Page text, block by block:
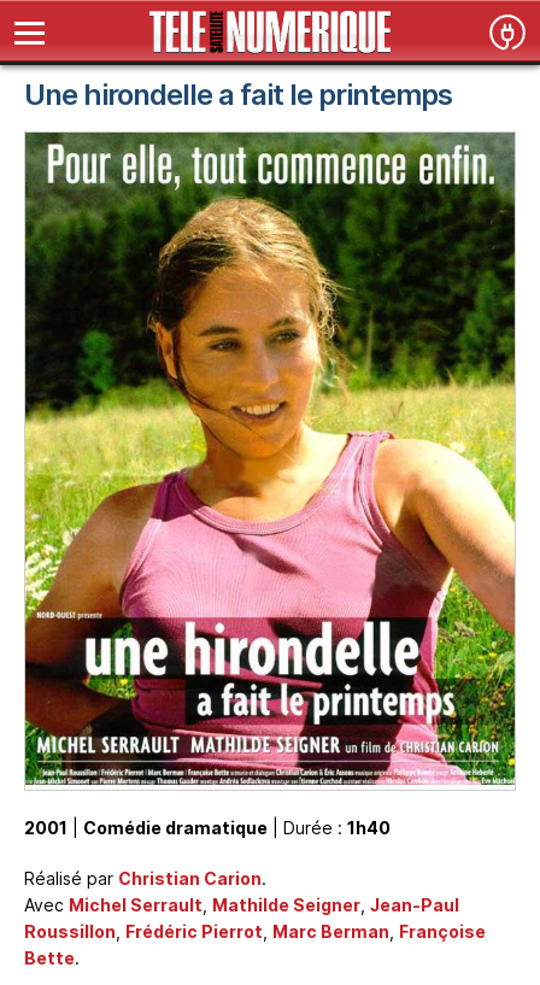
Une hirondelle a fait le printemps
2001 Comédie dramatique | Durée : 1h40
Réalisé par Christian Carion.
Avec Michel Serrault, Mathilde Seigner, Jean-Paul
Roussillon, Frédéric Pierrot, Marc Berman, Françoise
Bette.